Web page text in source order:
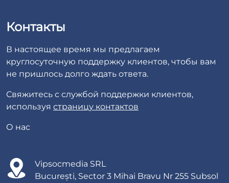
Контакты
В настоящее время мы предлагаем
круглосуточную поддержку клиентов, чтобы вам
не пришлось долго ждать ответа.
Свяжитесь с службой поддержки клиентов,
используя страницу контактов
О нас
Vipsocmedia SRL
București, Sector 3 Mihai Bravu Nr 255 Subsol